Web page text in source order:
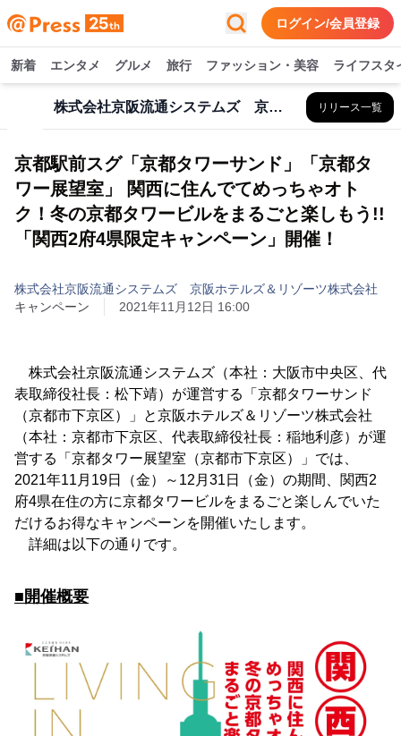
ログイン/会員登録
新着 エンタメ グルメ 旅行 ファッション・美容 ライフスタ
株式会社京阪流通システムズ 京阪ホテルズ＆リゾーツ株式会社 リリース一覧
京都駅前スグ「京都タワーサンド」「京都タ
ワー展望室」 関西に住んでてめっちゃオト
ク！冬の京都タワービルをまるごと楽しもう!!
「関西2府4県限定キャンペーン」開催！
株式会社京阪流通システムズ 京阪ホテルズ＆リゾーツ株式会社
キャンペーン
2021年11月12日 16:00
株式会社京阪流通システムズ（本社：大阪市中央区、代
表取締役社長：松下靖）が運営する「京都タワーサンド
（京都市下京区）」と京阪ホテルズ＆リゾーツ株式会社
（本社：京都市下京区、代表取締役社長：稲地利彦）が運
営する「京都タワー展望室（京都市下京区）」では、
2021年11月19日（金）～12月31日（金）の期間、関西2
府4県在住の方に京都タワービルをまるごと楽しんでいた
だけるお得なキャンペーンを開催いたします。
詳細は以下の通りです。
■開催概要